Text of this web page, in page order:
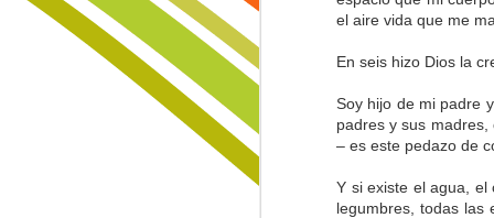
el aire vida que me
En seis hizo Dios la
Soy hijo de mi padre
padres y sus
– es este pedazo de
Y si existe el agua, el
legumbres, todas las
Formas en las Rocas
Lo Invisible
paisajes sin aura que nadie
Y yo que pensaba, que todo podía
sanarse con paciencia y con calma,
buscando raíces en tierras ajadas,
trayendo semillas de áreas curadas,
cortando el origen de las
huyendo sin prisa a zonas lejanas,
llevando en la espalda lo que
cargando en la espalda... el